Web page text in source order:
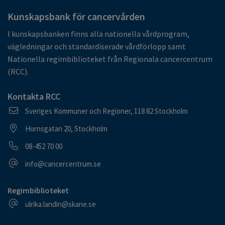
Kunskapsbank för cancervården
I kunskapsbanken finns alla nationella vårdprogram,
vägledningar och standardiserade vårdförlopp samt
Nationella regimbiblioteket från Regionala cancercentrum
(RCC).
Kontakta RCC
Postadress
Sveriges Kommuner och Regioner, 118 82 Stockholm
Besöksadress
Hornsgatan 20, Stockholm
Telefonnummer
08-452 70 00
E-postadress
info@cancercentrum.se
Regimbiblioteket
E-postadress
ulrika.landin@skane.se